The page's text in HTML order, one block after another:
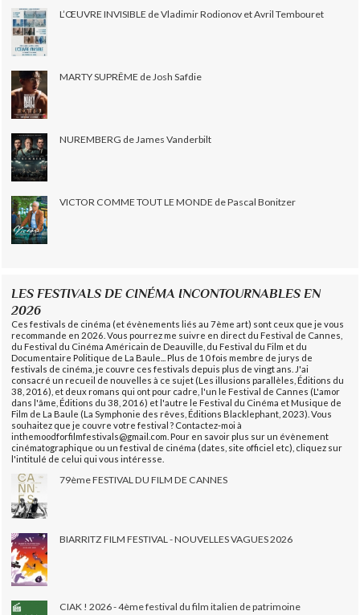
L’ŒUVRE INVISIBLE de Vladimir Rodionov et Avril Tembouret
MARTY SUPRÊME de Josh Safdie
NUREMBERG de James Vanderbilt
VICTOR COMME TOUT LE MONDE de Pascal Bonitzer
LES FESTIVALS DE CINÉMA INCONTOURNABLES EN
2026
Ces festivals de cinéma (et évènements liés au 7ème art) sont ceux que je vous
recommande en 2026. Vous pourrez me suivre en direct du Festival de Cannes,
du Festival du Cinéma Américain de Deauville, du Festival du Film et du
Documentaire Politique de La Baule... Plus de 10 fois membre de jurys de
festivals de cinéma, je couvre ces festivals depuis plus de vingt ans. J'ai
consacré un recueil de nouvelles à ce sujet (Les illusions parallèles, Éditions du
38, 2016), et deux romans qui ont pour cadre, l'un le Festival de Cannes (L'amor
dans l'âme, Éditions du 38, 2016) et l'autre le Festival du Cinéma et Musique de
Film de La Baule (La Symphonie des rêves, Éditions Blacklephant, 2023). Vous
souhaitez que je couvre votre festival ? Contactez-moi à
inthemoodforfilmfestivals@gmail.com. Pour en savoir plus sur un évènement
cinématographique ou un festival de cinéma (dates, site officiel etc), cliquez sur
l'intitulé de celui qui vous intéresse.
79ème FESTIVAL DU FILM DE CANNES
BIARRITZ FILM FESTIVAL - NOUVELLES VAGUES 2026
CIAK ! 2026 - 4ème festival du film italien de patrimoine